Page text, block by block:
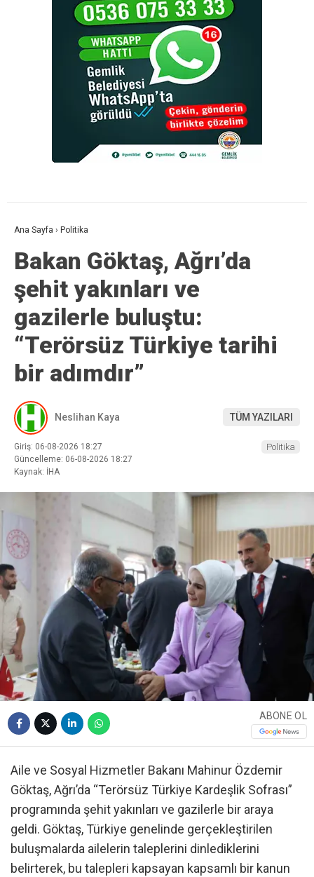
Ana Sayfa › Politika
Bakan Göktaş, Ağrı’da
şehit yakınları ve
gazilerle buluştu:
“Terörsüz Türkiye tarihi
bir adımdır”
Neslihan Kaya TÜM YAZILARI
Giriş: 06-08-2026 18:27
Güncelleme: 06-08-2026 18:27
Kaynak: İHA
Politika
ABONE OL
Aile ve Sosyal Hizmetler Bakanı Mahinur Özdemir
Göktaş, Ağrı’da “Terörsüz Türkiye Kardeşlik Sofrası”
programında şehit yakınları ve gazilerle bir araya
geldi. Göktaş, Türkiye genelinde gerçekleştirilen
buluşmalarda ailelerin taleplerini dinlediklerini
belirterek, bu talepleri kapsayan kapsamlı bir kanun